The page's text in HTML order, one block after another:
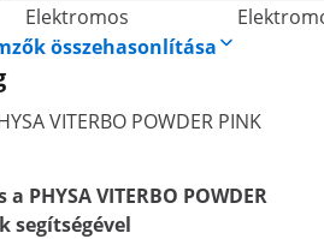
Elektromos
összehasonlítása
VITERBO POWDER PINK
PHYSA VITERBO POWDER
segítségével